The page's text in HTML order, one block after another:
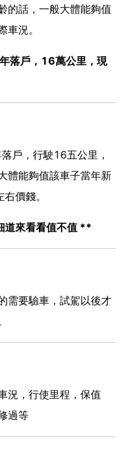
的話，一般大體能夠值
車況。
落戶，16萬公里，現
戶，行駛16五公里，
體能夠值該車子當年新
價錢。
道來看看值不值 **
需要驗車，試駕以後才
況，行使里程，保值
過等